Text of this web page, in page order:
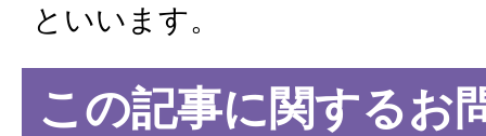
といいます。
この記事に関するお